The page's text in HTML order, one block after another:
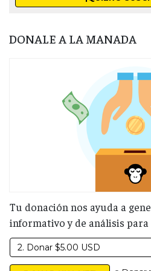
DONALE A LA MANADA
Tu donación nos ayuda a
informativo y de análisis